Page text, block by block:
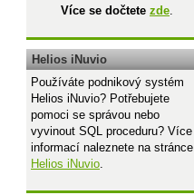
Více se dočtete zde.
Helios iNuvio
Používáte podnikový systém
Helios iNuvio? Potřebujete
pomoci se správou nebo
vyvinout SQL proceduru? Více
informací naleznete na stránce
Helios iNuvio.